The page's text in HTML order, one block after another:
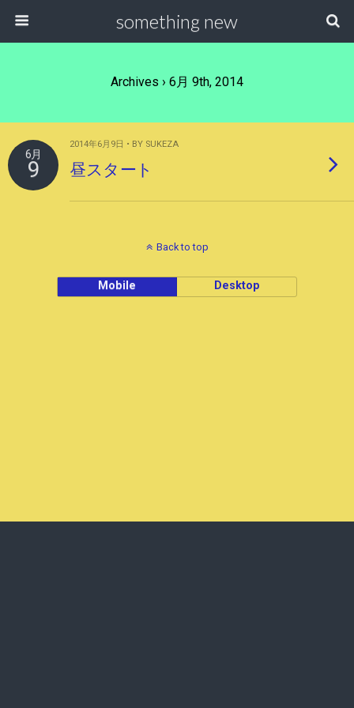
something new
Archives › 6月 9th, 2014
6月
9
2014年6月9日 • BY SUKEZA
昼スタート
Back to top
Mobile Desktop